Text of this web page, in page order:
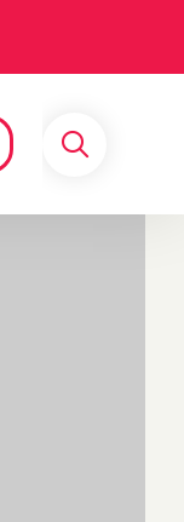
Search